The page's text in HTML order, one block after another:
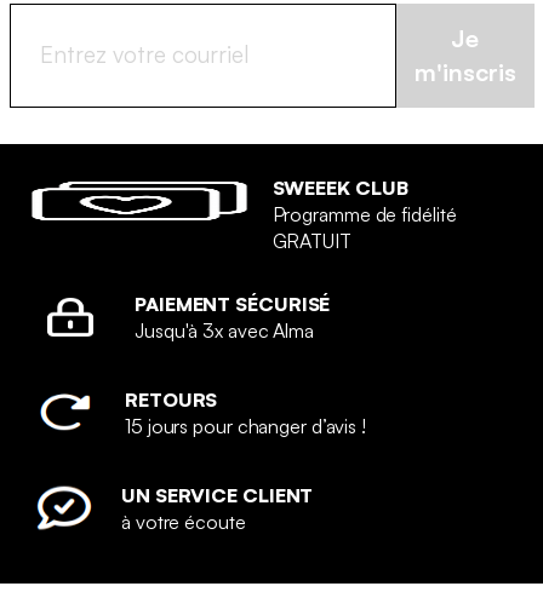
Je
m'inscris
SWEEEK CLUB
Programme de fidélité
GRATUIT
PAIEMENT SÉCURISÉ
Jusqu'à 3x avec Alma
RETOURS
15 jours pour changer d’avis !
UN SERVICE CLIENT
à votre écoute